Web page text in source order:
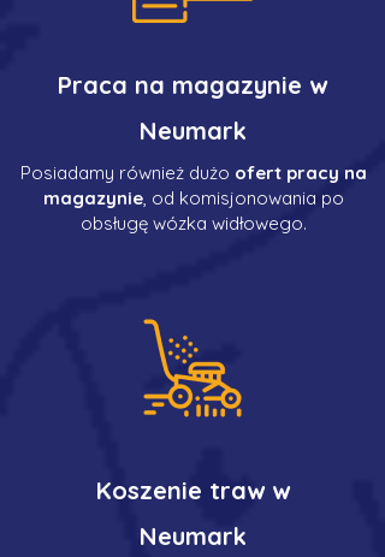
Praca na magazynie w
Neumark
Posiadamy również dużo ofert pracy na
magazynie, od komisjonowania po
obsługę wózka widłowego.
Koszenie traw w
Neumark